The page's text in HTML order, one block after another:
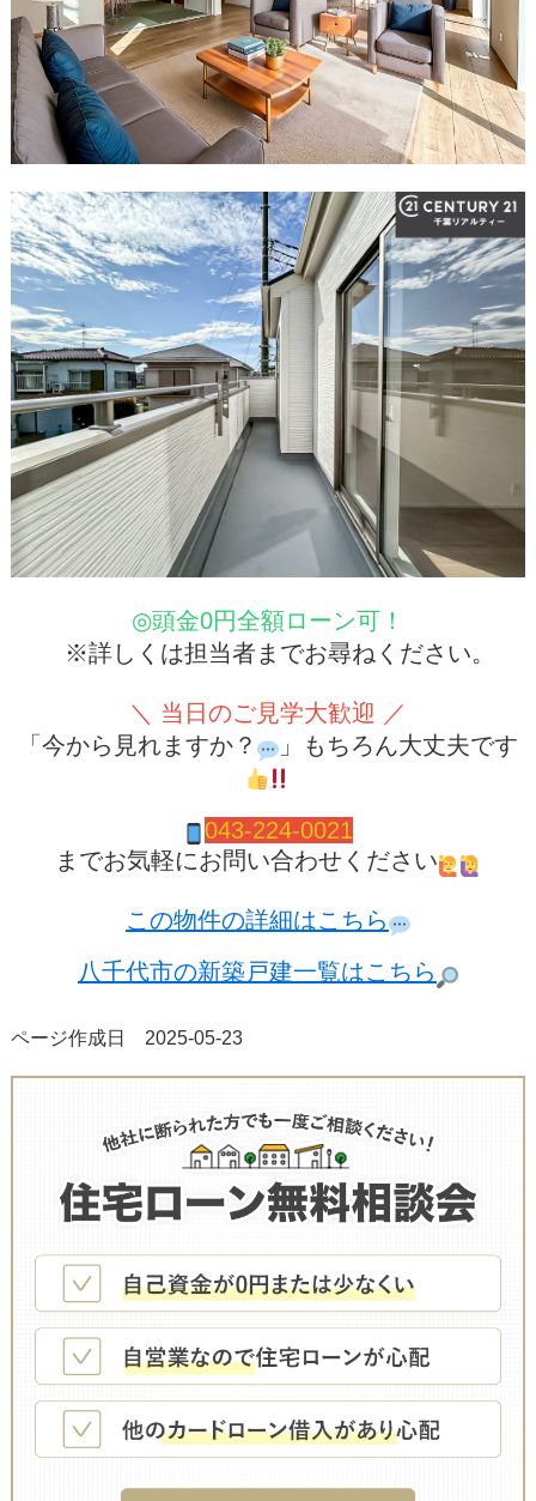
◎頭金0円全額ローン可！
※詳しくは担当者までお尋ねください。
＼ 当日のご見学大歓迎 ／
「今から見れますか？
」もちろん大丈夫です
043-224-0021
までお気軽にお問い合わせください
この物件の詳細はこちら
八千代市の新築戸建一覧はこちら
ページ作成日 2025-05-23